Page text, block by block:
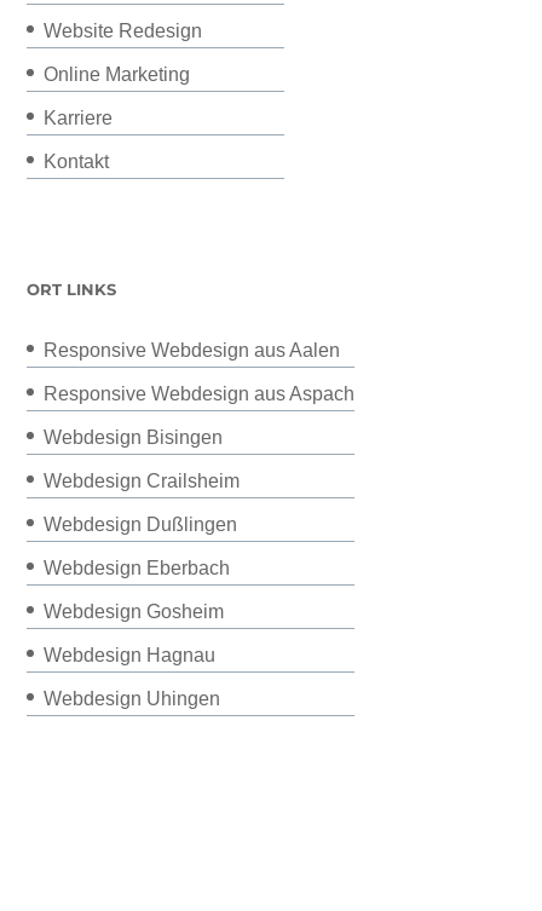
Website Redesign
Online Marketing
Karriere
Kontakt
ORT LINKS
Responsive Webdesign aus Aalen
Responsive Webdesign aus Aspach
Webdesign Bisingen
Webdesign Crailsheim
Webdesign Dußlingen
Webdesign Eberbach
Webdesign Gosheim
Webdesign Hagnau
Webdesign Uhingen